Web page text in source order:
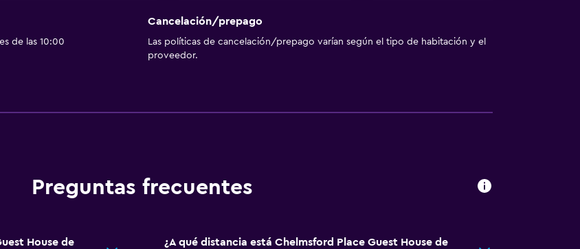
de las 10:00
Cancelación/prepago
Las políticas de cancelación/prepago varían según el tipo de habitación y el
proveedor.
Preguntas frecuentes
House de
¿A qué distancia está Chelmsford Place Guest House de